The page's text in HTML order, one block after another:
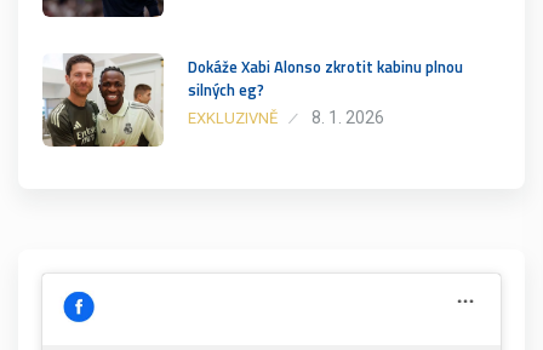
Dokáže Xabi Alonso zkrotit kabinu plnou
silných eg?
EXKLUZIVNĚ 8. 1. 2026